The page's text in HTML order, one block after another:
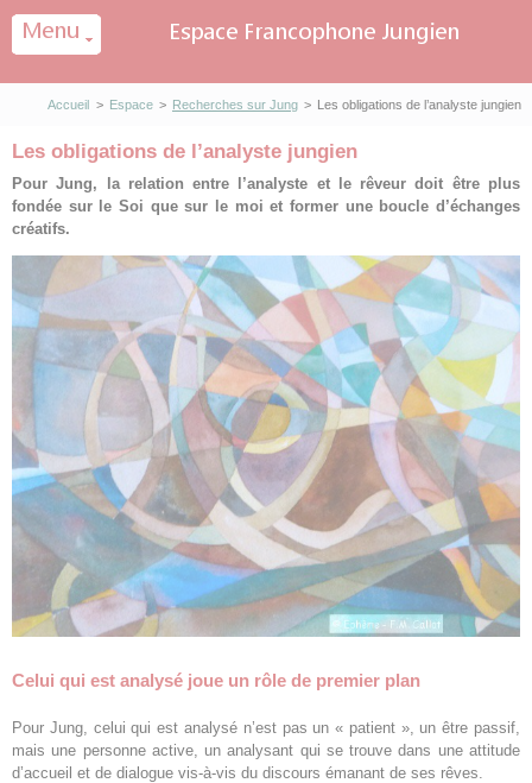
Accueil > Espace > Recherches sur Jung > Les obligations de l’analyste jungien
Les obligations de l’analyste jungien
Pour Jung, la relation entre l’analyste et le rêveur doit être plus
fondée sur le Soi que sur le moi et former une boucle d’échanges
créatifs.
Celui qui est analysé joue un rôle de premier plan
Pour Jung, celui qui est analysé n’est pas un « patient », un être passif,
mais une personne active, un analysant qui se trouve dans une attitude
d’accueil et de dialogue vis-à-vis du discours émanant de ses rêves.
Panneau de gestion des cookies